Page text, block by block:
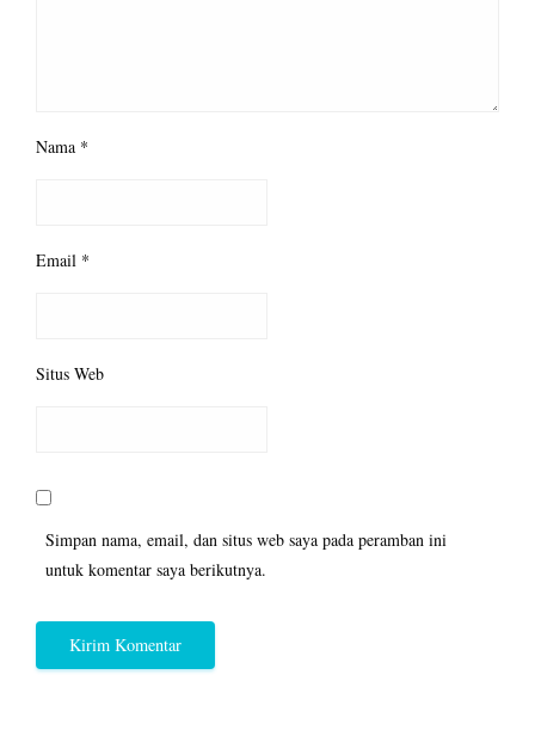
Nama *
Email *
Situs Web
Simpan nama, email, dan situs web saya pada peramban ini
untuk komentar saya berikutnya.